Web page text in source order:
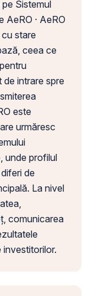
Sistemul
AeRO · AeRO
stare
ceea ce
intrare spre
este
urmăresc
unde profilul
de
La nivel
comunicarea
investitorilor.